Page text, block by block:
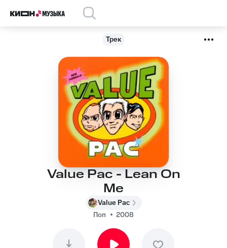
Трек
Value Pac - Lean On
Me
Value Pac
Поп
2008